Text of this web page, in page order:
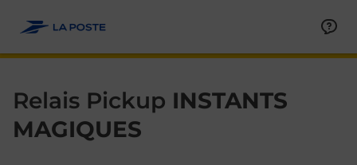
Relais Pickup INSTANTS
MAGIQUES